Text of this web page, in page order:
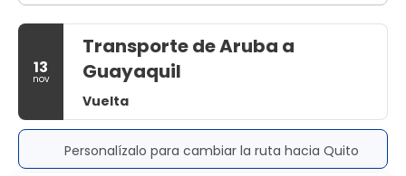
13
nov
Transporte de Aruba a
Guayaquil
Vuelta
Personalízalo para cambiar la ruta hacia Quito